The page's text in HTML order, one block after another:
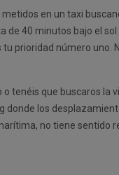
en un taxi
40 minutos bajo el
prioridad número uno.
que buscaros la
los
no tiene sentido